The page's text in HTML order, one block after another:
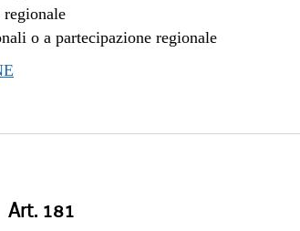
regionale
o a partecipazione regionale
Art. 181